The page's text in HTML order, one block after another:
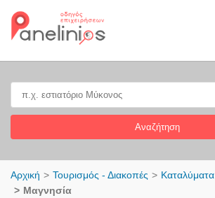
Αναζήτηση
Αρχική Τουρισμός - Διακοπές Καταλύματα
Μαγνησία